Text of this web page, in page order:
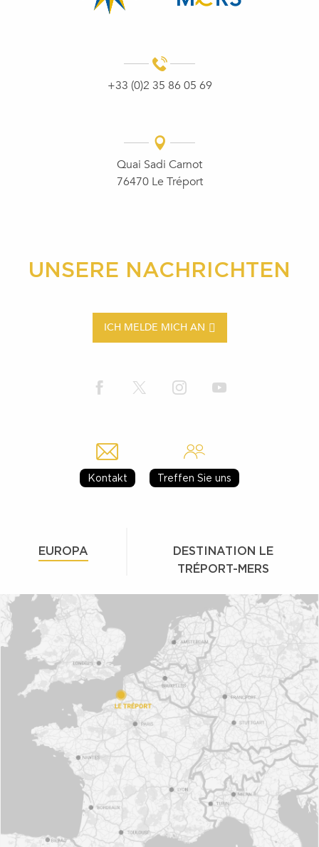
+33 (0)2 35 86 05 69
Quai Sadi Carnot
76470 Le Tréport
UNSERE NACHRICHTEN
ICH MELDE MICH AN
Kontakt Treffen Sie uns
EUROPA
DESTINATION LE
TRÉPORT-MERS